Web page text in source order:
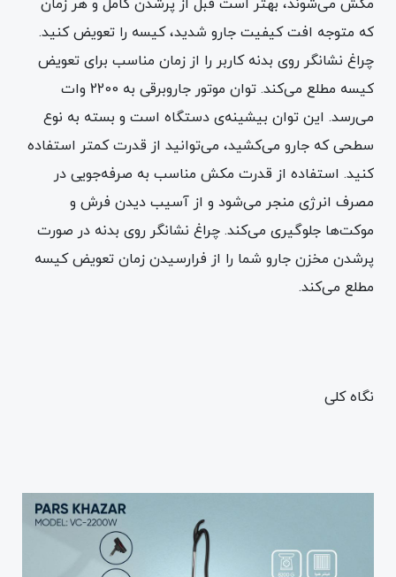
مکش می‌شوند، بهتر است قبل از پرشدن کامل و هر زمان
که متوجه افت کیفیت جارو شدید، کیسه را تعویض کنید.
چراغ نشانگر روی بدنه کاربر را از زمان مناسب برای تعویض
کیسه مطلع می‌کند. توان موتور جاروبرقی به 2200 وات
می‌رسد. این توان بیشینه‌ی دستگاه است و بسته به نوع
سطحی که جارو می‌کشید، می‌توانید از قدرت کمتر استفاده
کنید. استفاده از قدرت مکش مناسب به صرفه‌جویی در
مصرف انرژی منجر می‌شود و از آسیب دیدن فرش و
موکت‌ها جلوگیری می‌کند. چراغ نشانگر روی بدنه در صورت
پرشدن مخزن جارو شما را از فرارسیدن زمان تعویض کیسه
مطلع می‌کند.
نگاه کلی